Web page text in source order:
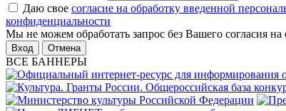
Даю свое согласие на обработку введенной
конфиденциальности
Мы не можем обработать запрос без Вашего согласия
Отмена
ВСЕ БАННЕРЫ